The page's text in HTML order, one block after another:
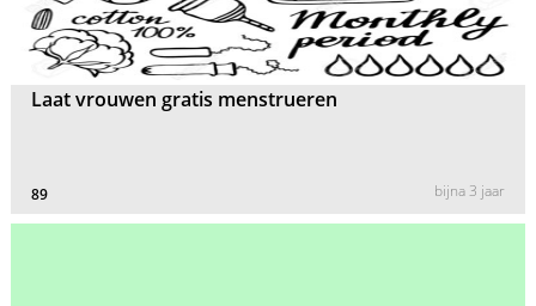
Laat vrouwen gratis menstrueren
89 bijna 3 jaar